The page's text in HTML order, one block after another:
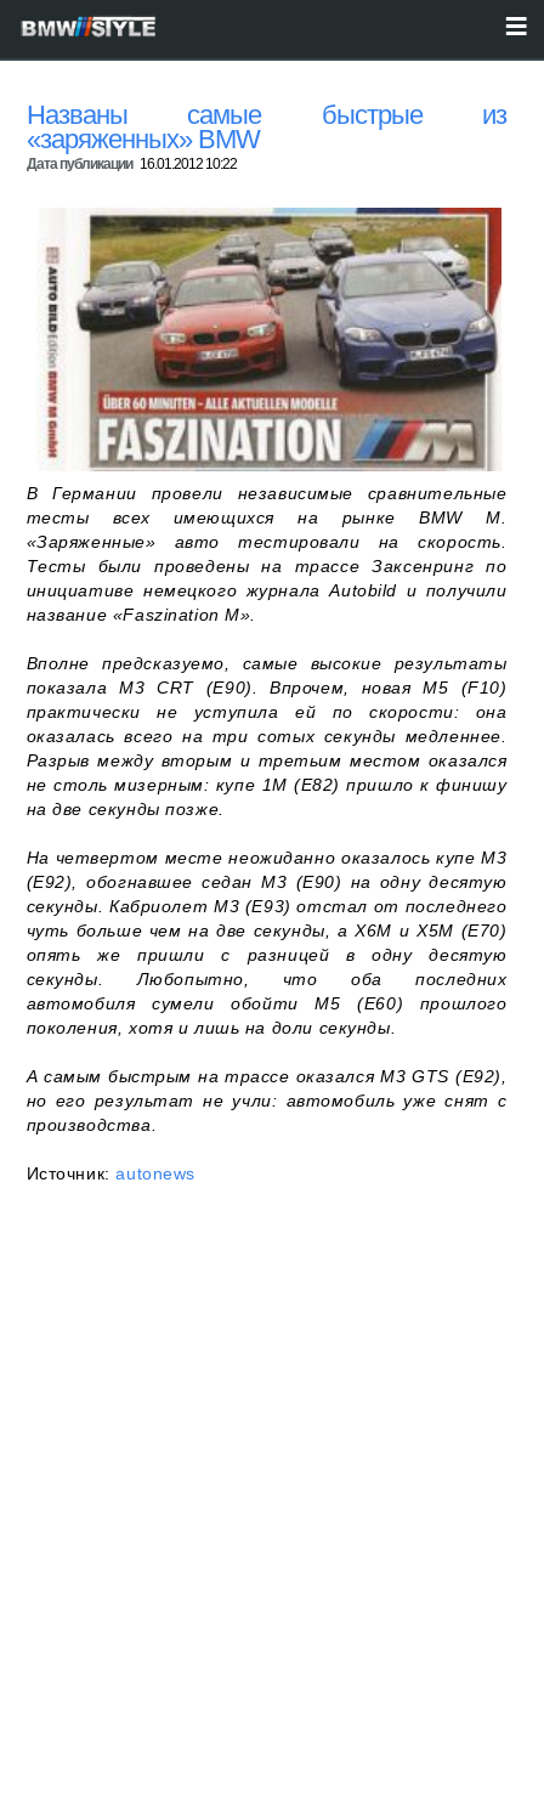
Названы самые быстрые из
«заряженных» BMW
Дата публикации 16.01.2012 10:22
В Германии провели независимые сравнительные
тесты всех имеющихся на рынке BMW M.
«Заряженные» авто тестировали на скорость.
Тесты были проведены на трассе Заксенринг по
инициативе немецкого журнала Autobild и получили
название «Faszination M».
Вполне предсказуемо, самые высокие результаты
показала M3 CRT (E90). Впрочем, новая M5 (F10)
практически не уступила ей по скорости: она
оказалась всего на три сотых секунды медленнее.
Разрыв между вторым и третьим местом оказался
не столь мизерным: купе 1M (E82) пришло к финишу
на две секунды позже.
На четвертом месте неожиданно оказалось купе M3
(E92), обогнавшее седан M3 (E90) на одну десятую
секунды. Кабриолет M3 (E93) отстал от последнего
чуть больше чем на две секунды, а X6M и X5M (E70)
опять же пришли с разницей в одну десятую
секунды. Любопытно, что оба последних
автомобиля сумели обойти M5 (E60) прошлого
поколения, хотя и лишь на доли секунды.
А самым быстрым на трассе оказался M3 GTS (E92),
но его результат не учли: автомобиль уже снят с
производства.
Источник:autonews